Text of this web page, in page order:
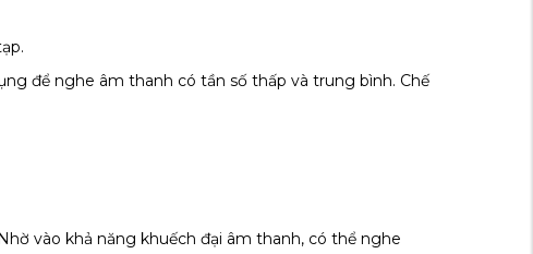
để nghe âm thanh có tần số thấp và trung bình. Chế
vào khả năng khuếch đại âm thanh, có thể nghe